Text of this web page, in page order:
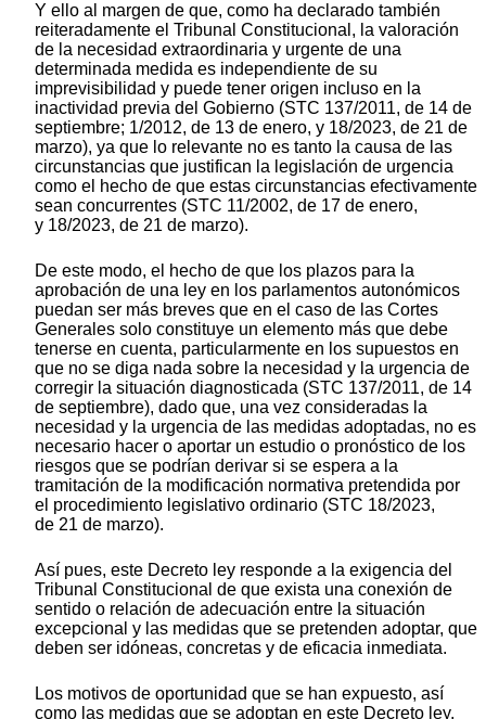
Y ello al margen de que, como ha declarado también
reiteradamente el Tribunal Constitucional, la valoración
de la necesidad extraordinaria y urgente de una
determinada medida es independiente de su
imprevisibilidad y puede tener origen incluso en la
inactividad previa del Gobierno (STC 137/2011, de 14 de
septiembre; 1/2012, de 13 de enero, y 18/2023, de 21 de
marzo), ya que lo relevante no es tanto la causa de las
circunstancias que justifican la legislación de urgencia
como el hecho de que estas circunstancias efectivamente
sean concurrentes (STC 11/2002, de 17 de enero,
y 18/2023, de 21 de marzo).
De este modo, el hecho de que los plazos para la
aprobación de una ley en los parlamentos autonómicos
puedan ser más breves que en el caso de las Cortes
Generales solo constituye un elemento más que debe
tenerse en cuenta, particularmente en los supuestos en
que no se diga nada sobre la necesidad y la urgencia de
corregir la situación diagnosticada (STC 137/2011, de 14
de septiembre), dado que, una vez consideradas la
necesidad y la urgencia de las medidas adoptadas, no es
necesario hacer o aportar un estudio o pronóstico de los
riesgos que se podrían derivar si se espera a la
tramitación de la modificación normativa pretendida por
el procedimiento legislativo ordinario (STC 18/2023,
de 21 de marzo).
Así pues, este Decreto ley responde a la exigencia del
Tribunal Constitucional de que exista una conexión de
sentido o relación de adecuación entre la situación
excepcional y las medidas que se pretenden adoptar, que
deben ser idóneas, concretas y de eficacia inmediata.
Los motivos de oportunidad que se han expuesto, así
como las medidas que se adoptan en este Decreto ley,